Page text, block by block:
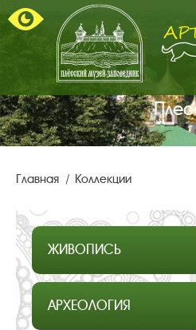
Главная
страница.
Главная Коллекции
ЖИВОПИСЬ
АРХЕОЛОГИЯ